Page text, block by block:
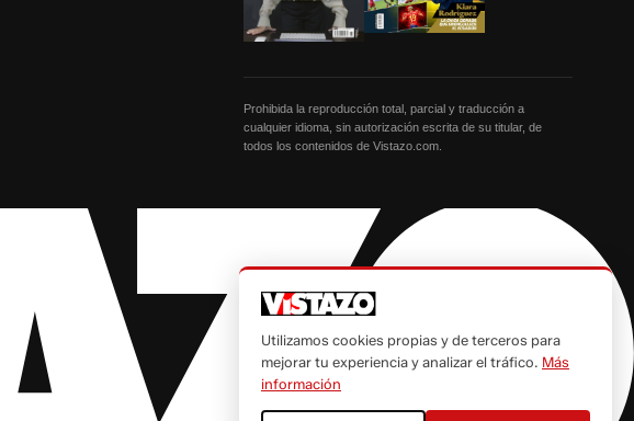
Prohibida la reproducción total, parcial y traducción a
cualquier idioma, sin autorización escrita de su titular, de
todos los contenidos de Vistazo.com.
Utilizamos cookies propias y de terceros para
mejorar tu experiencia y analizar el tráfico. Más
información